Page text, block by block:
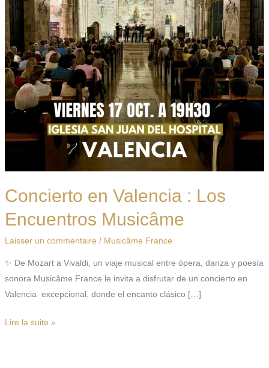
Concierto en Valencia : Los
Encuentros Musicâme
Laisser un commentaire / Musicâme France
✨ De Mozart a Vivaldi, un viaje musical entre ópera, danza y poesía
sonora Musicâme France le invita a disfrutar de un concierto en
Valencia excepcional, donde el encanto clásico […]
Musicâme
Lire la suite »